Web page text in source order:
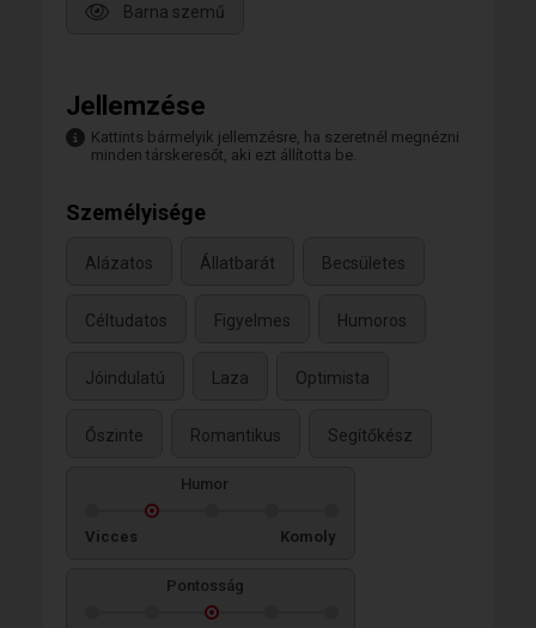
Barna szemű
Jellemzése
Kattints bármelyik jellemzésre, ha szeretnél megnézni
minden társkeresőt, aki ezt állította be.
Személyisége
Alázatos Állatbarát Becsületes
Céltudatos Figyelmes Humoros
Jóindulatú Laza Optimista
Őszinte Romantikus Segítőkész
Humor
Vicces Komoly
Pontosság